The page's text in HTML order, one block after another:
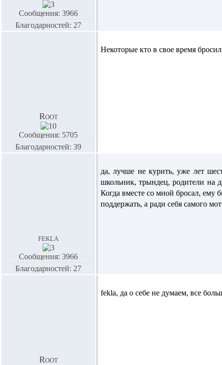
Сообщения: 3966
Благодарностей: 27
Root
Сообщения: 5705
Благодарностей: 39
Некоторые кто в свое время
fekla
Сообщения: 3966
Благодарностей: 27
да, лучше не курить, уже лет
школьник, трындец, родители на
Когда вместе со мной бросал, ему
поддержать, а ради себя самого
Root
fekla, да о себе не думаем, все